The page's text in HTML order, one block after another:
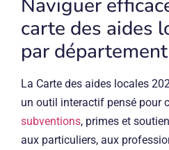
Naviguer
carte des aides
par département
La Carte des aides locales
un outil interactif pensé pour
subventions, primes et
aux particuliers, aux